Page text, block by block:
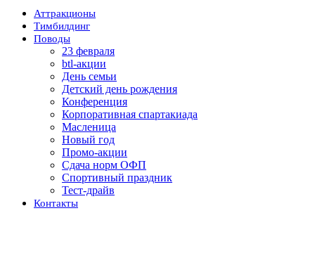
Аттракционы
Тимбилдинг
Поводы
23 февраля
btl-акции
День семьи
Детский день рождения
Конференция
Корпоративная спартакиада
Масленица
Новый год
Промо-акции
Сдача норм ОФП
Спортивный праздник
Тест-драйв
Контакты